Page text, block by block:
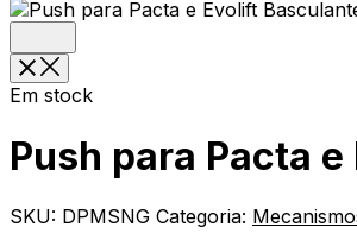
Em stock
Push para Pacta
SKU: DPMSNG Categoria: